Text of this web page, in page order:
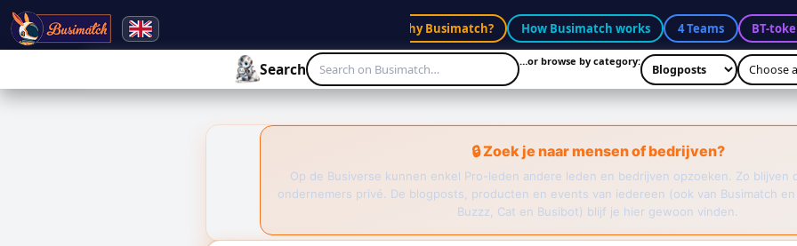
Why Busimatch? How Busimatch works 4 Teams BT-
🔒 Zoek je naar mensen of bedrijven?
Op de Busiverse kunnen enkel Pro-leden andere leden en bedrijven opzoeken. Zo blijven
ondernemers privé. De blogposts, producten en events van iedereen (ook van Busimatch en
Buzzz, Cat en Busibot) blijf je hier gewoon vinden.
Search …or browse by category: